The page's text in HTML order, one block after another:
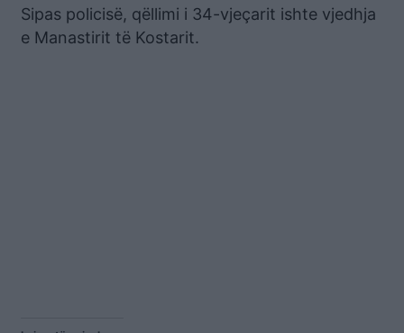
Sipas policisë, qëllimi i 34-vjeçarit ishte vjedhja
e Manastirit të Kostarit.